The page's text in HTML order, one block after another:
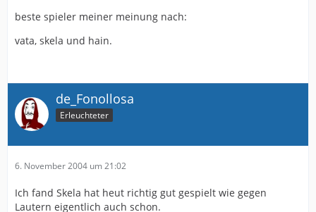
beste spieler meiner meinung nach:
vata, skela und hain.
de_Fonollosa
Erleuchteter
6. November 2004 um 21:02
Ich fand Skela hat heut richtig gut gespielt wie gegen
Lautern eigentlich auch schon.